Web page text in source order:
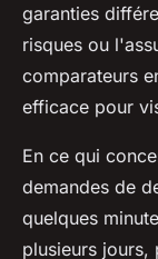
garanties
risques ou
comparateurs
efficace pour
En ce qui
demandes de
quelques
plusieurs jours,